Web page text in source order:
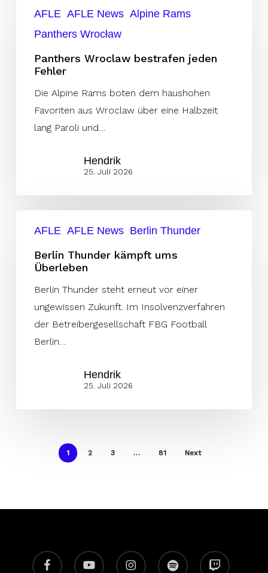
Wroclaw
bestrafen
jeden
Fehler
AFLE AFLE News Alpine Rams
Panthers Wrocław
Panthers Wroclaw bestrafen jeden
Fehler
Die Alpine Rams boten dem haushohen
Favoriten aus Wroclaw über eine Halbzeit
lang Paroli und…
Hendrik
25. Juli 2026
Thunder
kämpft
Überleben
AFLE AFLE News Berlin Thunder
Berlin Thunder kämpft ums
Überleben
Berlin Thunder steht erneut vor einer
ungewissen Zukunft. Im Insolvenzverfahren
der Betreibergesellschaft FBG Football
Berlin…
Hendrik
25. Juli 2026
1 2 3 … 81 Next
facebook youtube instagram spotify twitch